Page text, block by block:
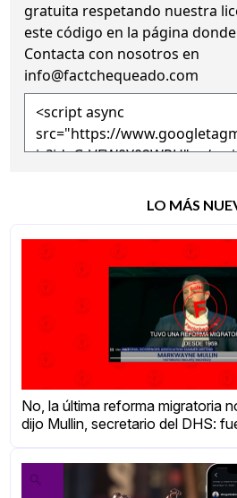
gratuita respetando nuestra
este código en la página
Contacta con nosotros en
info@factchequeado.com
LO MÁS
No, la última reforma migratoria
dijo Mullin, secretario del DHS: